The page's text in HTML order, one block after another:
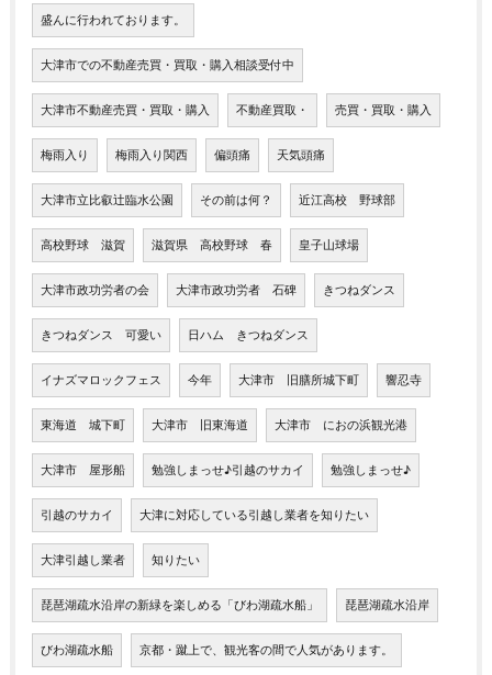
盛んに行われております。
大津市での不動産売買・買取・購入相談受付中
大津市不動産売買・買取・購入 不動産買取・ 売買・買取・購入
梅雨入り 梅雨入り関西 偏頭痛 天気頭痛
大津市立比叡辻臨水公園 その前は何？ 近江高校 野球部
高校野球 滋賀 滋賀県 高校野球 春 皇子山球場
大津市政功労者の会 大津市政功労者 石碑 きつねダンス
きつねダンス 可愛い 日ハム きつねダンス
イナズマロックフェス 今年 大津市 旧膳所城下町 響忍寺
東海道 城下町 大津市 旧東海道 大津市 におの浜観光港
大津市 屋形船 勉強しまっせ♪引越のサカイ 勉強しまっせ♪
引越のサカイ 大津に対応している引越し業者を知りたい
大津引越し業者 知りたい
琵琶湖疏水沿岸の新緑を楽しめる「びわ湖疏水船」 琵琶湖疏水沿岸
びわ湖疏水船 京都・蹴上で、観光客の間で人気があります。